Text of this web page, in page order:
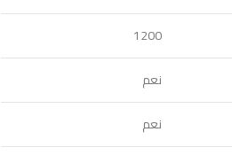
1200
نعم
نعم